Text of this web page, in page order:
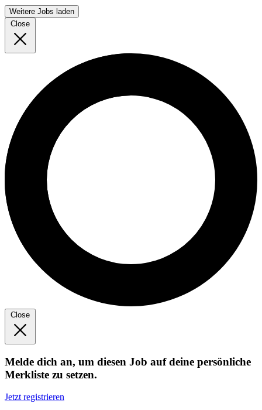
Weitere Jobs laden
Close
Close
Melde dich an, um diesen Job auf deine persönliche
Merkliste zu setzen.
Jetzt registrieren